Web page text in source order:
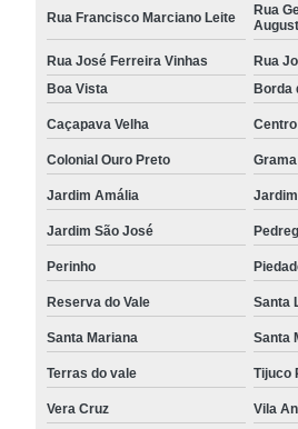
Rua Francisco Marciano Leite
Rua
Rua José Ferreira Vinhas
Rua
Boa Vista
Borda
Caçapava Velha Centro
Colonial Ouro Preto Grama
Jardim Amália
Jardim São José
Perinho
Reserva do Vale Santa
Santa Mariana Santa
Terras do vale Tijuco
Vera Cruz Vila